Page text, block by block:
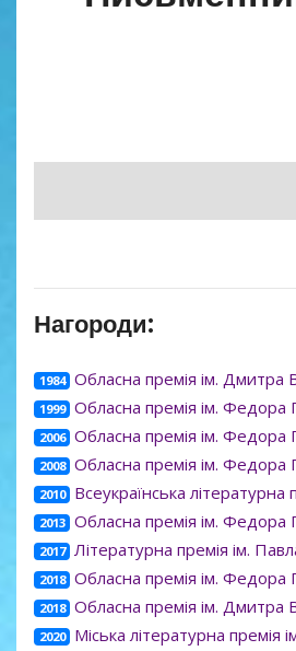
Нагороди:
1984 Обласна премія ім. Дмитра
1999 Обласна премія ім. Федора
2006 Обласна премія ім. Федора
2008 Обласна премія ім. Федора
2010 Всеукраїнська літературна
2013 Обласна премія ім. Федора
2017 Літературна премія ім.
2018 Обласна премія ім. Федора
2018 Обласна премія ім. Дмитра
2020 Міська літературна премія